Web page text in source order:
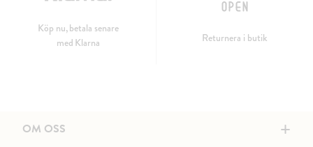
Köp nu, betala senare
med Klarna
Returnera i butik
OM OSS +